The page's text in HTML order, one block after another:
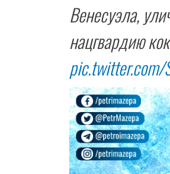
Венесуэла,
нацгвардию
pic.twitter.com/